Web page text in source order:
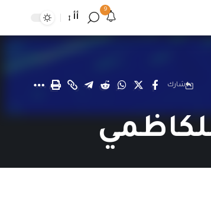
9
أأ
شارك